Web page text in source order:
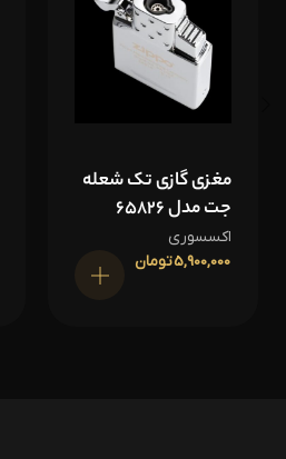
مغزی گازی تک شعله
جت مدل 65826
اکسسوری
5,900,000تومان